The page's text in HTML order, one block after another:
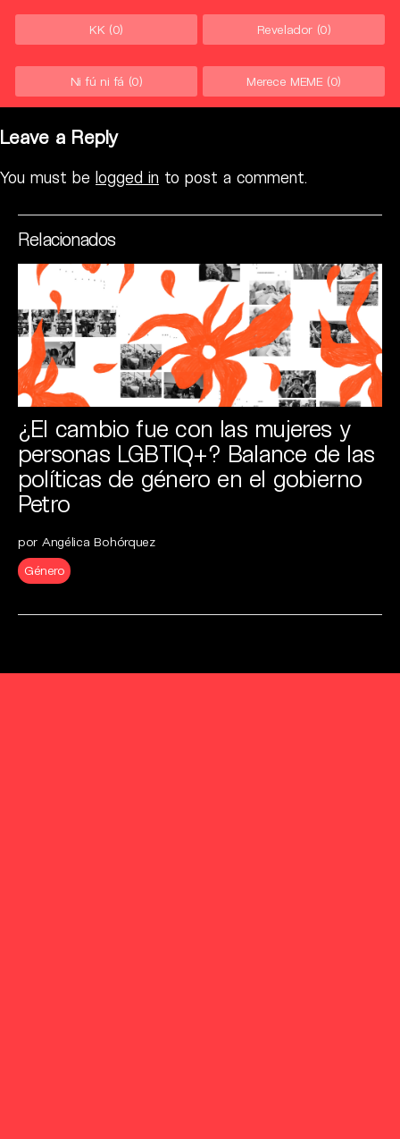
KK (0) Revelador (0)
Ni fú ni fá (0) Merece MEME (0)
Leave a Reply
You must be logged in to post a comment.
Relacionados
¿El cambio fue con las mujeres y
personas LGBTIQ+? Balance de las
políticas de género en el gobierno
Petro
por Angélica Bohórquez
Género